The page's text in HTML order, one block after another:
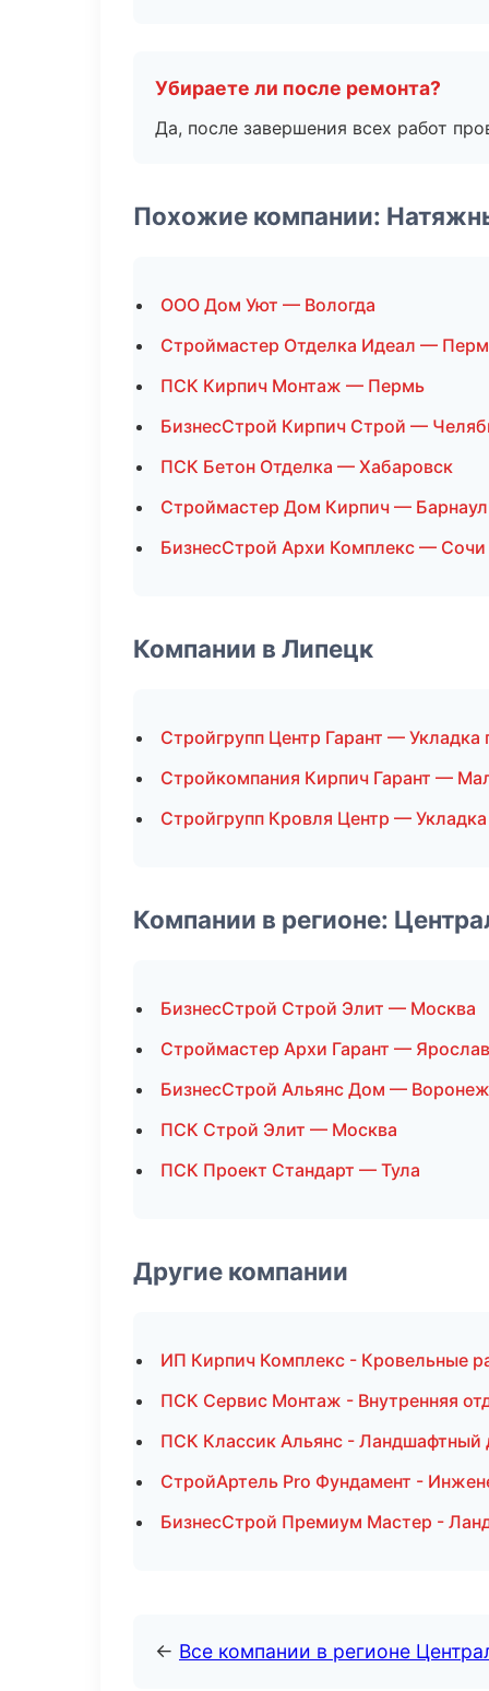
Убираете ли после ремонта?
Да, после завершения всех работ
Похожие компании:
ООО Дом Уют — Вологда
Строймастер Отделка Идеал —
ПСК Кирпич Монтаж — Пермь
БизнесСтрой Кирпич Строй —
ПСК Бетон Отделка — Хабаровск
Строймастер Дом Кирпич — Барнаул
БизнесСтрой Архи Комплекс — Сочи
Компании в Липецк
Стройгрупп Центр Гарант — Укладка
Стройкомпания Кирпич Гарант —
Стройгрупп Кровля Центр — Укладка
Компании в регионе:
БизнесСтрой Строй Элит — Москва
Строймастер Архи Гарант —
БизнесСтрой Альянс Дом — Воронеж
ПСК Строй Элит — Москва
ПСК Проект Стандарт — Тула
Другие компании
ИП Кирпич Комплекс - Кровельные
ПСК Сервис Монтаж - Внутренняя
ПСК Классик Альянс - Ландшафтный
СтройАртель Pro Фундамент -
БизнесСтрой Премиум Мастер -
← Все компании в регионе